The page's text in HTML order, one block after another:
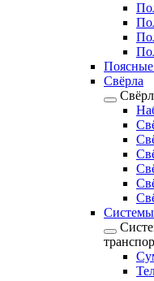
Свёрла
Системы